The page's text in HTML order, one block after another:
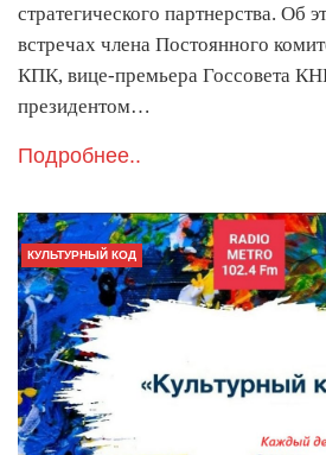
стратегического партнерства. Об
встречах члена Постоянного
КПК, вице-премьера Госсовета
президентом…
Подробнее..
КУЛЬТУРНЫЙ КОД